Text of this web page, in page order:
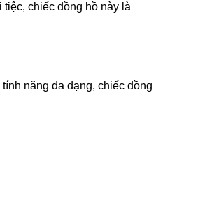
chiếc đồng hồ này là
năng đa dạng, chiếc đồng